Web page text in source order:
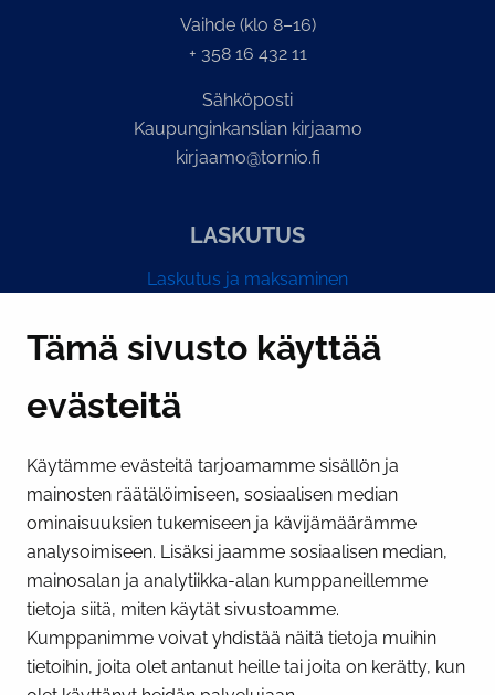
Tämä sivusto käyttää
evästeitä
Käytämme evästeitä tarjoamamme sisällön ja
mainosten räätälöimiseen, sosiaalisen median
ominaisuuksien tukemiseen ja kävijämäärämme
analysoimiseen. Lisäksi jaamme sosiaalisen median,
mainosalan ja analytiikka-alan kumppaneillemme
tietoja siitä, miten käytät sivustoamme.
Kumppanimme voivat yhdistää näitä tietoja muihin
tietoihin, joita olet antanut heille tai joita on kerätty, kun
Vaihde (klo 8–16)
+ 358 16 432 11
Sähköposti
Kaupunginkanslian kirjaamo
kirjaamo@tornio.fi
LASKUTUS
Laskutus ja maksaminen
PI­KA­LINK­KE­JÄ
Näytä evästeasetukseni
SOSIAALINEN MEDIA
Facebook InstagramYouTube